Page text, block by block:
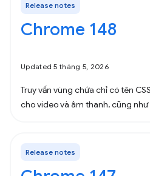
Release notes
Chrome 148
Updated 5 tháng 5, 2026
Truy vấn vùng chứa chỉ có tên
cho video và âm thanh, cũng như
Release notes